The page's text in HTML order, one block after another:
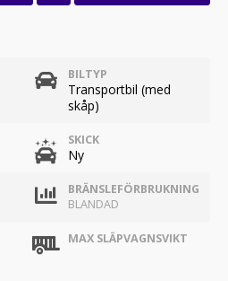
BILTYP
Transportbil (med
skåp)
SKICK
Ny
BRÄNSLEFÖRBRUKNING
BLANDAD
MAX SLÄPVAGNSVIKT